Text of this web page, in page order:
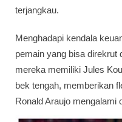
terjangkau.
Menghadapi kendala
pemain yang bisa direkrut
mereka memiliki Jules
bek tengah, memberikan
Ronald Araujo mengalami